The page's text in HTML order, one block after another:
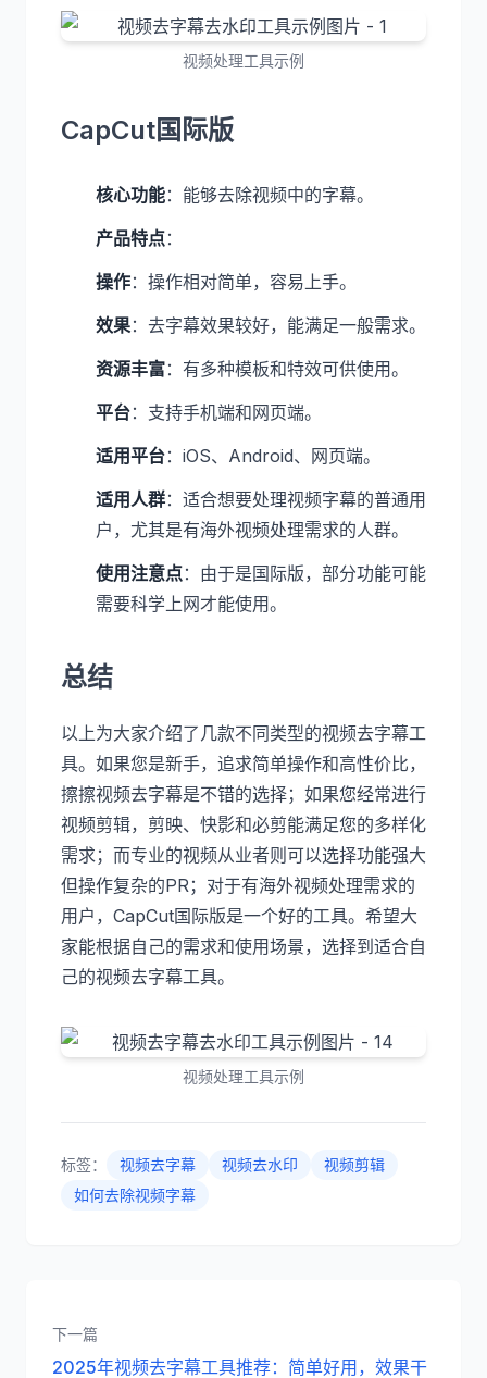
视频处理工具示例
CapCut国际版
核心功能：能够去除视频中的字幕。
产品特点：
操作：操作相对简单，容易上手。
效果：去字幕效果较好，能满足一般需求。
资源丰富：有多种模板和特效可供使用。
平台：支持手机端和网页端。
适用平台：iOS、Android、网页端。
适用人群：适合想要处理视频字幕的普通用
户，尤其是有海外视频处理需求的人群。
使用注意点：由于是国际版，部分功能可能
需要科学上网才能使用。
总结
以上为大家介绍了几款不同类型的视频去字幕工
具。如果您是新手，追求简单操作和高性价比，
擦擦视频去字幕是不错的选择；如果您经常进行
视频剪辑，剪映、快影和必剪能满足您的多样化
需求；而专业的视频从业者则可以选择功能强大
但操作复杂的PR；对于有海外视频处理需求的
用户，CapCut国际版是一个好的工具。希望大
家能根据自己的需求和使用场景，选择到适合自
己的视频去字幕工具。
视频处理工具示例
标签： 视频去字幕 视频去水印
视频剪辑
如何去除视频字幕
下一篇
2025年视频去字幕工具推荐：简单好用，效果干